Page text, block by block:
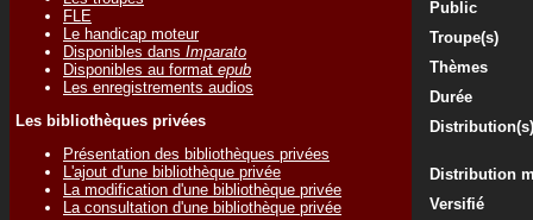
FLE
Le handicap moteur
Disponibles dans Imparato
Disponibles au format epub
Les enregistrements audios
Les bibliothèques privées
Présentation des bibliothèques privées
L'ajout d'une bibliothèque privée
La modification d'une bibliothèque privée
La consultation d'une bibliothèque privée
Public
Troupe(s)
Thèmes
Durée
Distribution(s)
Distribution
Versifié